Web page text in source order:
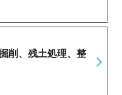
削、残土処理、整